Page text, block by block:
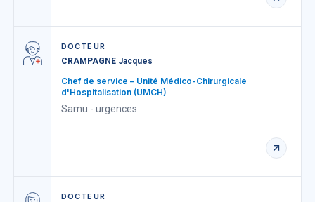
DOCTEUR
CRAMPAGNE Jacques
Chef de service – Unité Médico-Chirurgicale
d'Hospitalisation (UMCH)
Samu - urgences
DOCTEUR